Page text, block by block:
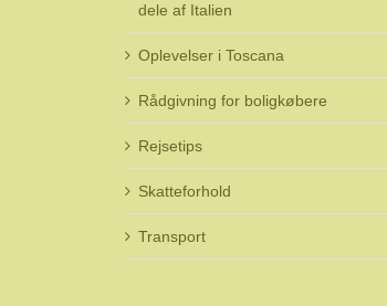
dele af Italien
Oplevelser i Toscana
Rådgivning for boligkøbere
Rejsetips
Skatteforhold
Transport